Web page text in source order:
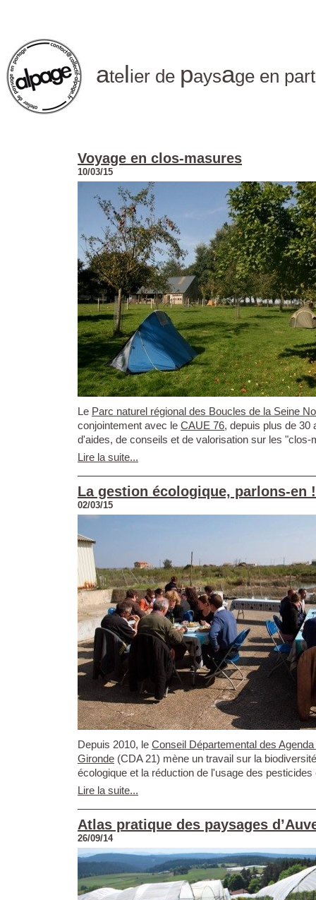
Voyage en clos-masures
10/03/15
Le Parc naturel régional des Boucles de la Seine
conjointement avec le CAUE 76, depuis plus de 30
d'aides, de conseils et de valorisation sur les "clos-
Lire la suite...
La gestion écologique, parlons-en !
02/03/15
Depuis 2010, le Conseil Départemental des
Gironde (CDA 21) mène un travail sur la
écologique et la réduction de l'usage des pesticides
Lire la suite...
Atlas pratique des paysages
26/09/14
atelier de paysage en